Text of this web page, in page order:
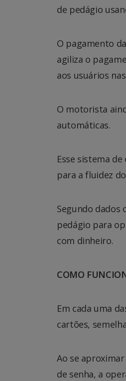
de pedágio
O pagamento
agiliza o
aos usuários
O motorista
automáticas.
Esse sistema
para a fluidez
Segundo dados
pedágio para
com dinheiro.
COMO
Em cada uma
cartões,
Ao se
de senha, a